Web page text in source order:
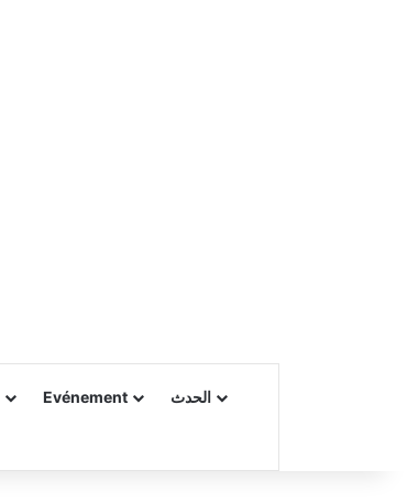
Evénement الحدث